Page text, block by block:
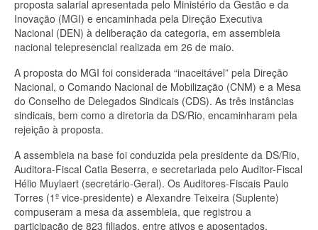
proposta salarial apresentada pelo Ministério da Gestão e da
Inovação (MGI) e encaminhada pela Direção Executiva
Nacional (DEN) à deliberação da categoria, em assembleia
nacional telepresencial realizada em 26 de maio.
A proposta do MGI foi considerada “inaceitável” pela Direção
Nacional, o Comando Nacional de Mobilização (CNM) e a Mesa
do Conselho de Delegados Sindicais (CDS). As três instâncias
sindicais, bem como a diretoria da DS/Rio, encaminharam pela
rejeição à proposta.
A assembleia na base foi conduzida pela presidente da DS/Rio,
Auditora-Fiscal Catia Beserra, e secretariada pelo Auditor-Fiscal
Hélio Muylaert (secretário-Geral). Os Auditores-Fiscais Paulo
Torres (1º vice-presidente) e Alexandre Teixeira (Suplente)
compuseram a mesa da assembleia, que registrou a
participação de 823 filiados, entre ativos e aposentados.